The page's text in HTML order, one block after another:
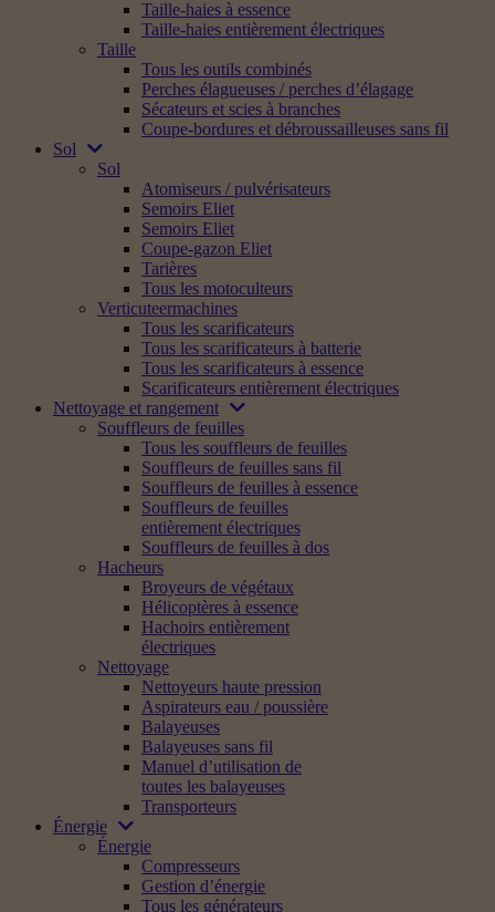
Taille-haies à essence
Taille-haies entièrement électriques
Taille
Tous les outils combinés
Perches élagueuses / perches d’élagage
Sécateurs et scies à branches
Coupe-bordures et débroussailleuses sans fil
Sol
Sol
Atomiseurs / pulvérisateurs
Semoirs Eliet
Semoirs Eliet
Coupe-gazon Eliet
Tarières
Tous les motoculteurs
Verticuteermachines
Tous les scarificateurs
Tous les scarificateurs à batterie
Tous les scarificateurs à essence
Scarificateurs entièrement électriques
Nettoyage et rangement
Souffleurs de feuilles
Tous les souffleurs de feuilles
Souffleurs de feuilles sans fil
Souffleurs de feuilles à essence
Souffleurs de feuilles
entièrement électriques
Souffleurs de feuilles à dos
Hacheurs
Broyeurs de végétaux
Hélicoptères à essence
Hachoirs entièrement
électriques
Nettoyage
Nettoyeurs haute pression
Aspirateurs eau / poussière
Balayeuses
Balayeuses sans fil
Manuel d’utilisation de
toutes les balayeuses
Transporteurs
Énergie
Énergie
Compresseurs
Gestion d’énergie
Tous les générateurs